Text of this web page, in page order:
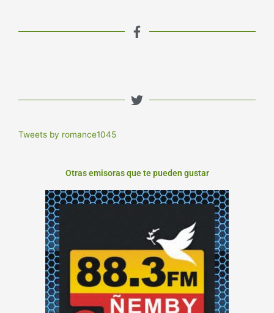
Tweets by romance1045
Otras emisoras que te pueden gustar